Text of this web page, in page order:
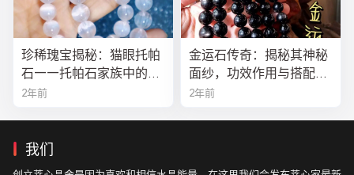
珍稀瑰宝揭秘：猫眼托帕
石——托帕石家族中的绝
美异类
2年前
金运石传奇：揭秘其神秘
面纱，功效作用与搭配法
全解析
2年前
我们